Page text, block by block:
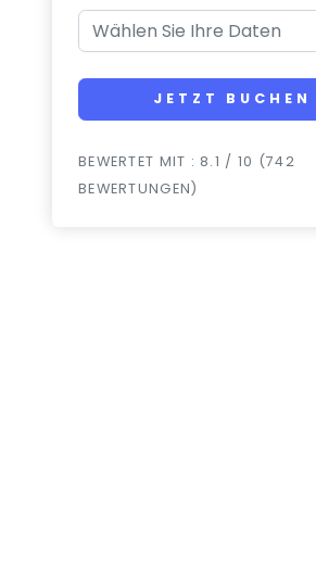
JETZT BUCHEN
BEWERTET MIT : 8.1 / 10 (742
BEWERTUNGEN)